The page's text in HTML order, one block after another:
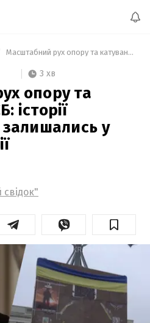
Масштабний рух опору та катування ФСБ: історії херсонців, що залишались у місті в окупації
3 хв
опору та
історії
у
свідок"